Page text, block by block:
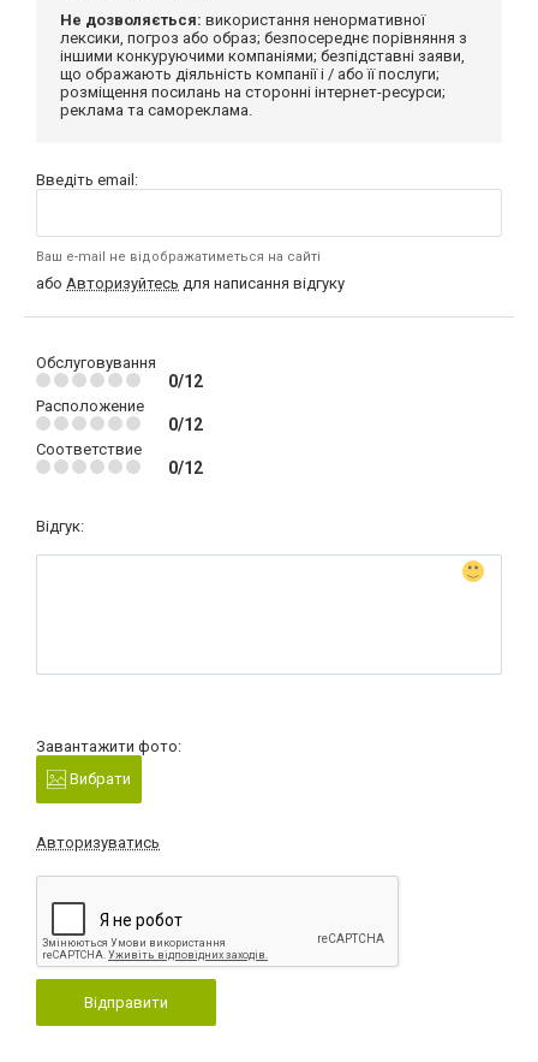
Не дозволяється: використання ненормативної
лексики, погроз або образ; безпосереднє порівняння з
іншими конкуруючими компаніями; безпідставні заяви,
що ображають діяльність компанії і / або її послуги;
розміщення посилань на сторонні інтернет-ресурси;
реклама та самореклама.
Введіть email:
Ваш e-mail не відображатиметься на сайті
або Авторизуйтесь для написання відгуку
Обслуговування
0/12
Расположение
0/12
Соответствие
0/12
Відгук:
Завантажити фото:
Вибрати
Авторизуватись
Відправити